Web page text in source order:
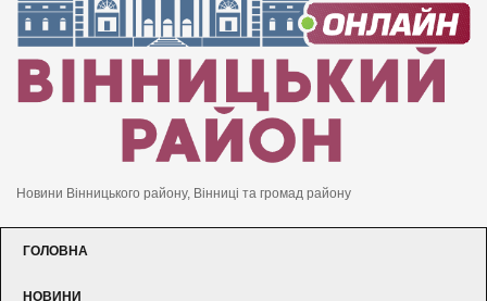
Новини Вінницького району, Вінниці та громад району
ГОЛОВНА
НОВИНИ